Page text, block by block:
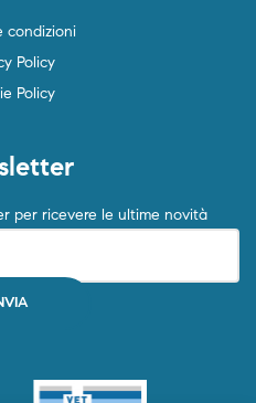
condizioni
Policy
Policy
per ricevere le ultime novità